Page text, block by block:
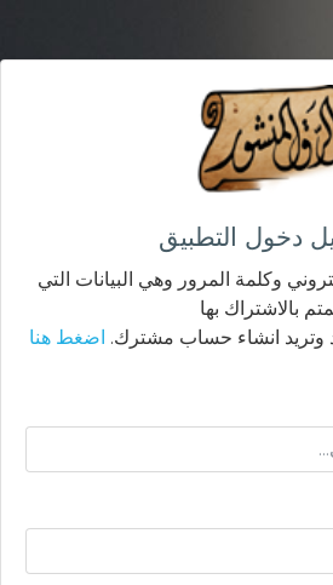
دخول التطبيق
وكلمة المرور وهي البيانات التي
بالاشتراك بها
وتريد انشاء حساب مشترك. اضغط هنا